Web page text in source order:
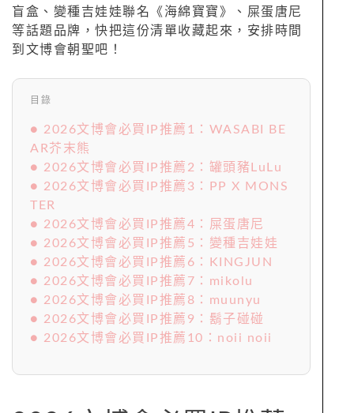
盲盒、變種吉娃娃聯名《海綿寶寶》、屎蛋唐尼
等話題品牌，快把這份清單收藏起來，安排時間
到文博會朝聖吧！
目錄
● 2026文博會必買IP推薦1：WASABI BE
AR芥末熊
● 2026文博會必買IP推薦2：罐頭豬LuLu
● 2026文博會必買IP推薦3：PP X MONS
TER
● 2026文博會必買IP推薦4：屎蛋唐尼
● 2026文博會必買IP推薦5：變種吉娃娃
● 2026文博會必買IP推薦6：KINGJUN
● 2026文博會必買IP推薦7：mikolu
● 2026文博會必買IP推薦8：muunyu
● 2026文博會必買IP推薦9：鬍子碰碰
● 2026文博會必買IP推薦10：noii noii